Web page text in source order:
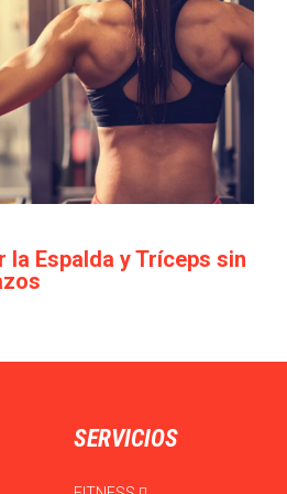
la Espalda y Tríceps sin
SERVICIOS